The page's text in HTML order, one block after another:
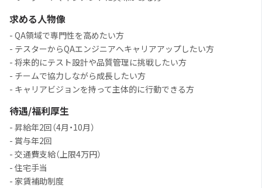
求める人物像
- QA領域で専門性を高めたい方
- テスターからQAエンジニアへキャリアアップしたい方
- 将来的にテスト設計や品質管理に挑戦したい方
- チームで協力しながら成長したい方
- キャリアビジョンを持って主体的に行動できる方
待遇/福利厚生
- 昇給年2回（4月・10月）
- 賞与年2回
- 交通費支給（上限4万円）
- 住宅手当
- 家賃補助制度